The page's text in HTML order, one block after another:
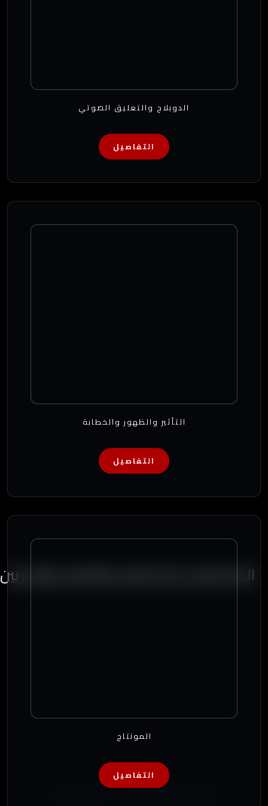
الدوبلاج والتعليق الصوتي
التفاصيل
التأثير والظهور والخطابة
التفاصيل
المونتاج
التفاصيل
المستشارين الإعلاميين والفنيين والإداريين
بعض الإحصائيات عن شركتنا